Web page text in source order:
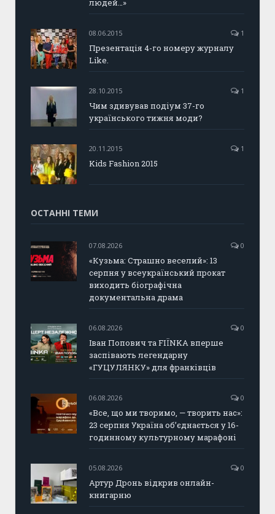
людей…»
08.06.2015 1
Презентація 4-го номеру журналу
Like.
28.10.2015 1
Чим здивував подіум 37-го
українського тижня моди?
20.11.2015 1
Kids Fashion 2015
ОСТАННІ ТЕМИ
07.08.2026 0
«Кузьма: Страшно веселий»: 13
серпня у всеукраїнський прокат
виходить біографічна
документальна драма
06.08.2026 0
Іван Попович та FIÏNKA вперше
заспівають легендарну
«ГУЦУЛЯНКУ» для франківців
06.08.2026 0
«Все, що ми творимо, — творить нас»:
23 серпня Україна об’єднається у 16-
годинному культурному марафоні
05.08.2026 0
Артур Дронь відкрив онлайн-
книгарню